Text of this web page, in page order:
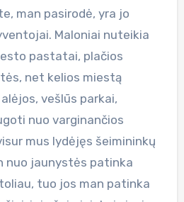
man pasirodė, yra jo
Maloniai nuteikia
pastatai, plačios
net kelios miestą
vešlūs parkai,
nuo varginančios
mus lydėjęs šeimininkų
nuo jaunystės patinka
tuo jos man patinka